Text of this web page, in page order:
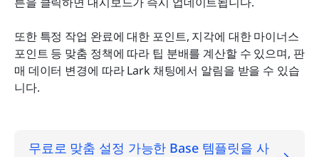
또한 특정 작업 완료에 대한 포인트, 지각에 대한 마이너스
포인트 등 맞춤 정책에 따라 팁 분배를 계산할 수 있으며, 판
매 데이터 변경에 따라 Lark 채팅에서 알림을 받을 수 있습
니다.
무료로 맞춤 설정 가능한 Base 템플릿을 사